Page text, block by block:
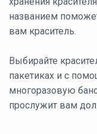
названием
вам краситель.
Выбирайте
пакетиках и с
многоразовую
прослужит вам